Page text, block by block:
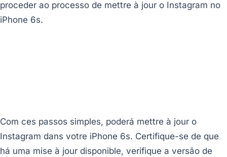
proceder ao processo de mettre à jour o Instagram no
iPhone 6s.
Com ces passos simples, poderá mettre à jour o
Instagram dans votre iPhone 6s. Certifique-se de que
há uma mise à jour disponible, verifique a versão de